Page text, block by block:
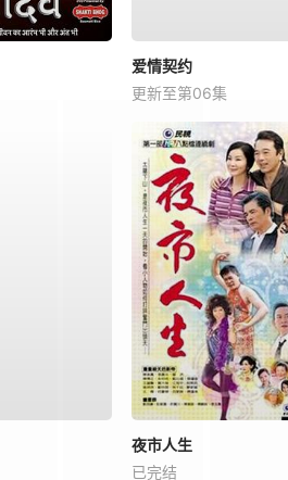
爱情契约
更新至第06集
夜市人生
已完结